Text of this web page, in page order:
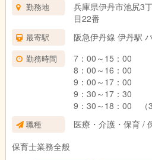
勤務地
兵庫県伊丹市池尻3
目22番
最寄駅 阪急伊丹線 伊丹駅
勤務時間
7：00～15
8：00～
9：00～
9：30～
9：30～18：00
9：30～18：30
10：00～19：00
職種
医療・介護・保育 /
保育士業務全般